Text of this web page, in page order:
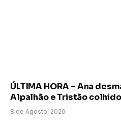
ÚLTIMA HORA – Ana
Alpalhão e Tristão colhido
8 de Agosto, 2026